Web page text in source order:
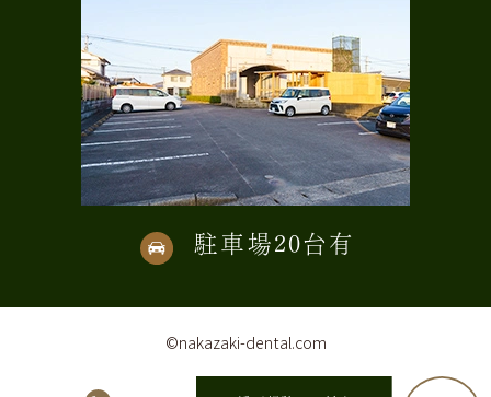
駐車場20台有
©nakazaki-dental.com